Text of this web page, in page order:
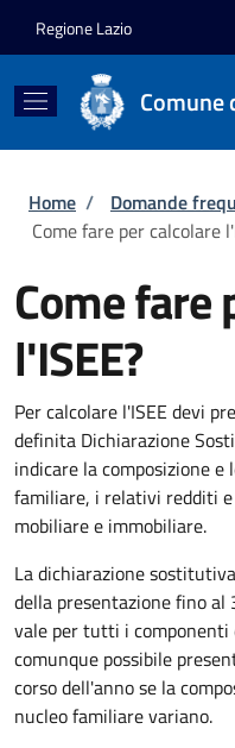
Regione Lazio
Comune
Briciole di
Home / Domande
Come fare per calcolare
Come fare
l'ISEE?
Per calcolare l'ISEE devi
definita Dichiarazione
indicare la composizione
familiare, i relativi redditi
mobiliare e immobiliare.
La dichiarazione
della presentazione fino al
vale per tutti i componenti
comunque possibile
corso dell'anno se la
nucleo familiare variano.